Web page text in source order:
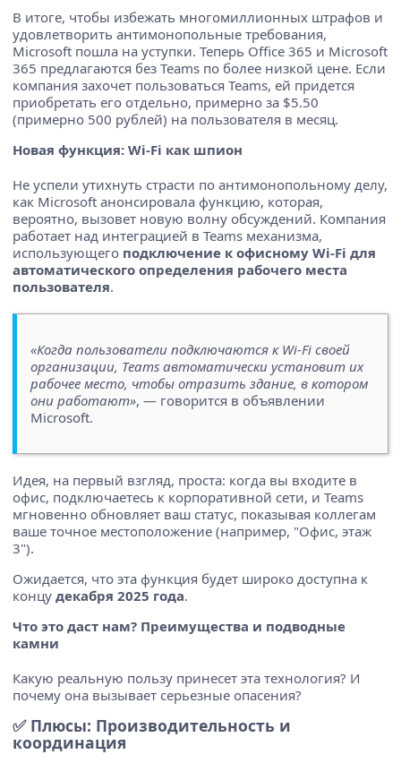
В итоге, чтобы избежать многомиллионных штрафов и
удовлетворить антимонопольные требования,
Microsoft пошла на уступки. Теперь Office 365 и Microsoft
365 предлагаются без Teams по более низкой цене. Если
компания захочет пользоваться Teams, ей придется
приобретать его отдельно, примерно за $5.50
(примерно 500 рублей) на пользователя в месяц.
Новая функция: Wi-Fi как шпион
Не успели утихнуть страсти по антимонопольному делу,
как Microsoft анонсировала функцию, которая,
вероятно, вызовет новую волну обсуждений. Компания
работает над интеграцией в Teams механизма,
использующего подключение к офисному Wi-Fi для
автоматического определения рабочего места
пользователя.
«Когда пользователи подключаются к Wi-Fi своей
организации, Teams автоматически установит их
рабочее место, чтобы отразить здание, в котором
они работают», — говорится в объявлении
Microsoft.
Идея, на первый взгляд, проста: когда вы входите в
офис, подключаетесь к корпоративной сети, и Teams
мгновенно обновляет ваш статус, показывая коллегам
ваше точное местоположение (например, "Офис, этаж
3").
Ожидается, что эта функция будет широко доступна к
концу декабря 2025 года.
Что это даст нам? Преимущества и подводные
камни
Какую реальную пользу принесет эта технология? И
почему она вызывает серьезные опасения?
✅ Плюсы: Производительность и
координация